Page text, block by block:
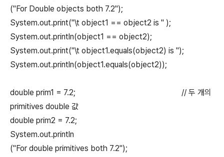
("For Double objects both 7.2");
System.out.print("\t object1 == object2 is " );
System.out.println(object1 == object2);
System.out.print("\t object1.equals(object2) is ");
System.out.println(object1.equals(object2));
double prim1 = 7.2; // 두 개의
primitives double 값
double prim2 = 7.2;
System.out.println
("For double primitives both 7.2");